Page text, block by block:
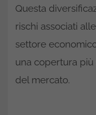
Questa
rischi associati
settore
una copertura
del mercato.